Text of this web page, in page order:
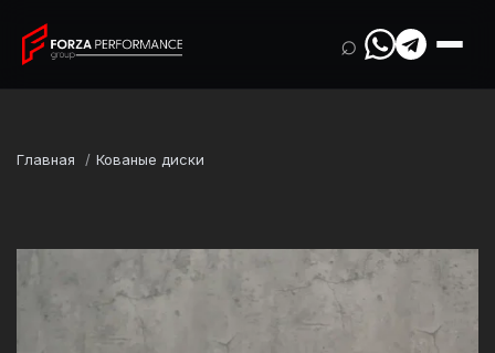
⌕
Главная Кованые диски
Марка
McLaren